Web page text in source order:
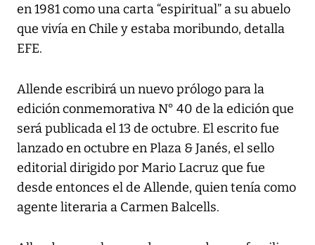
en 1981 como una carta “espiritual” a su abuelo
que vivía en Chile y estaba moribundo, detalla
EFE.
Allende escribirá un nuevo prólogo para la
edición conmemorativa N° 40 de la edición que
será publicada el 13 de octubre. El escrito fue
lanzado en octubre en Plaza & Janés, el sello
editorial dirigido por Mario Lacruz que fue
desde entonces el de Allende, quien tenía como
agente literaria a Carmen Balcells.